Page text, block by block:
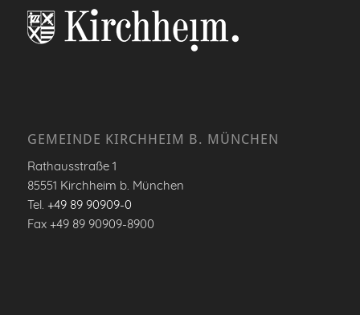
GEMEINDE KIRCHHEIM B. MÜNCHEN
Rathausstraße 1
85551 Kirchheim b. München
Tel. +49 89 90909-0
Fax +49 89 90909-8900